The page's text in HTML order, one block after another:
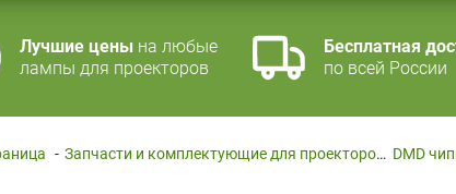
Лучшие цены на любые
лампы для проекторов
Бесплатная
по всей России
- Запчасти и комплектующие для проекторов -DMD